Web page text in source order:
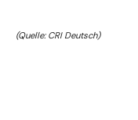
(Quelle: CRI Deutsch)